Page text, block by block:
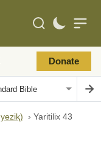
Donate
› Yaritilix 43